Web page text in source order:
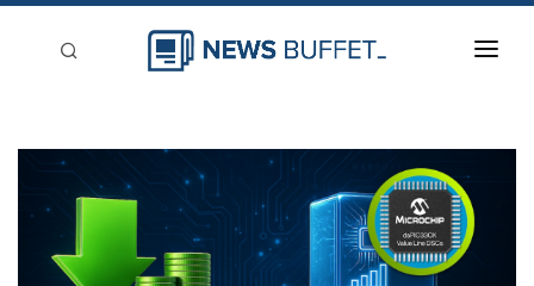
新聞稿分類
刊登